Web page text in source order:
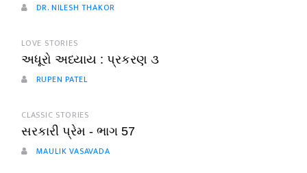
DR. NILESH THAKOR
LOVE STORIES
અધૂરો અધ્યાય : પ્રકરણ ૩
RUPEN PATEL
CLASSIC STORIES
સરકારી પ્રેમ - ભાગ 57
MAULIK VASAVADA